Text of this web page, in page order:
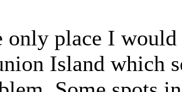
only place I
Island which